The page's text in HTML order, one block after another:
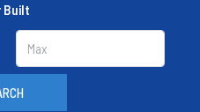
Built